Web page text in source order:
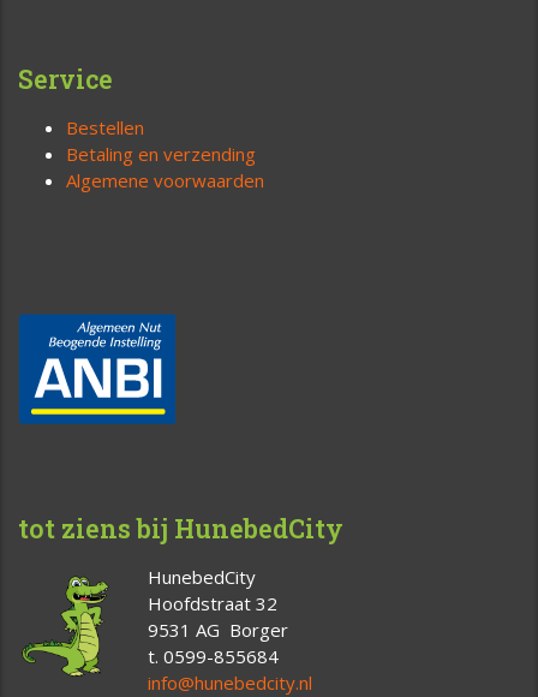
Service
Bestellen
Betaling en verzending
Algemene voorwaarden
tot ziens bij HunebedCity
HunebedCity
Hoofdstraat 32
9531 AG Borger
t. 0599-855684
info@hunebedcity.nl